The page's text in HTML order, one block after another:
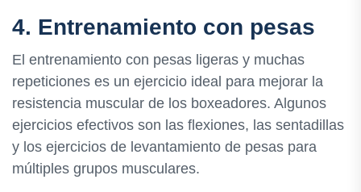
4. Entrenamiento con pesas
El entrenamiento con pesas ligeras y muchas
repeticiones es un ejercicio ideal para mejorar la
resistencia muscular de los boxeadores. Algunos
ejercicios efectivos son las flexiones, las sentadillas
y los ejercicios de levantamiento de pesas para
múltiples grupos musculares.